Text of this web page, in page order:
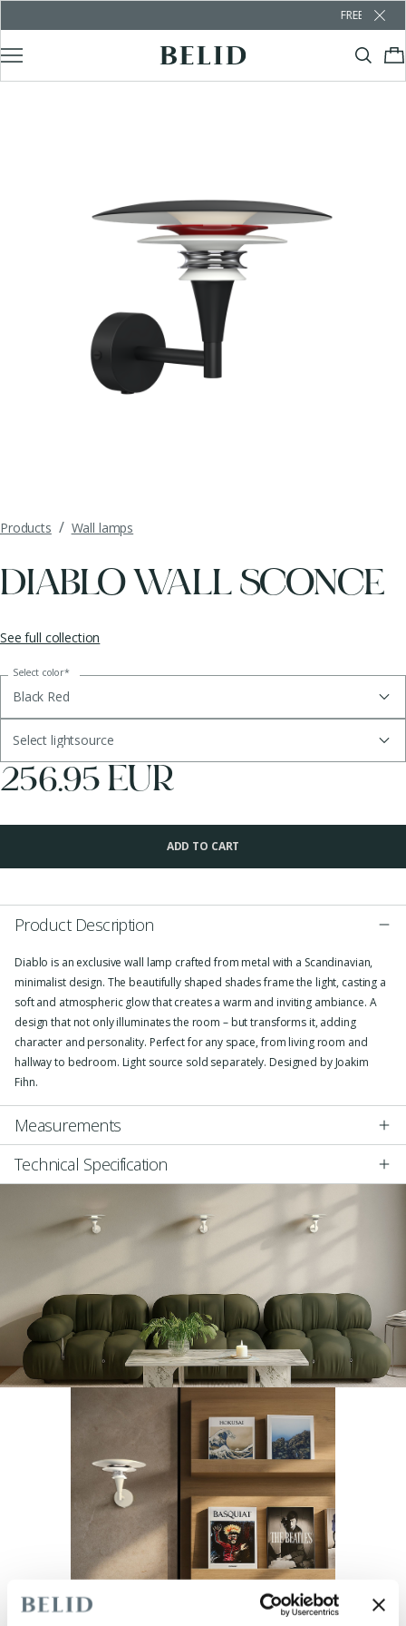
FREE SHIPPING
Products / Wall lamps
DIABLO WALL SCONCE
See full collection
Select color*
Black Red
Select lightsource
256.95 EUR
ADD TO CART
Product Description
Diablo is an exclusive wall lamp crafted from metal with a Scandinavian,
minimalist design. The beautifully shaped shades frame the light, casting a
soft and atmospheric glow that creates a warm and inviting ambiance. A
design that not only illuminates the room – but transforms it, adding
character and personality. Perfect for any space, from living room and
hallway to bedroom. Light source sold separately. Designed by Joakim
Fihn.
Measurements
Technical Specification